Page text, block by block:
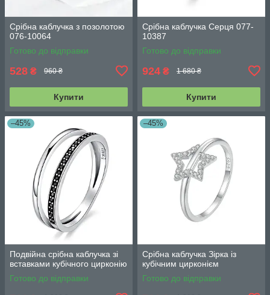
Срібна каблучка з позолотою
076-10064
Готово до відправки
528 ₴ 960 ₴
Купити
Срібна каблучка Серця 077-
10387
Готово до відправки
924 ₴ 1 680 ₴
Купити
–45%
Подвійна срібна каблучка зі
вставками кубічного цирконію
Готово до відправки
–45%
Срібна каблучка Зірка із
кубічним цирконієм
Готово до відправки